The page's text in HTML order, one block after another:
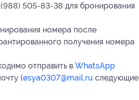
505-83-38 для бронирования
номера после
получения номера
отправить в WhatsApp
lesya0307@mail.ru следующие